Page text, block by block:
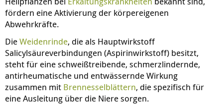
fördern eine Aktivierung der körpereigenen
Abwehrkräfte.
DieWeidenrinde, die als Hauptwirkstoff
Salicylsäureverbindungen (Aspirinwirkstoff) besitzt,
steht für eine schweißtreibende, schmerzlindernde,
antirheumatische und entwässernde Wirkung
zusammen mit Brennesselblättern, die spezifisch für
eine Ausleitung über die Niere sorgen.